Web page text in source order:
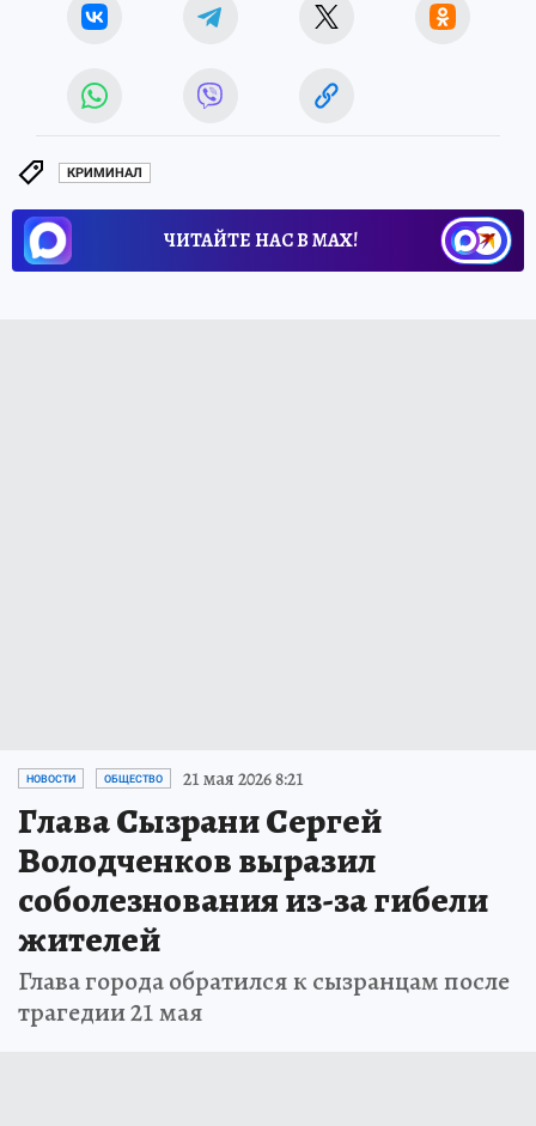
КРИМИНАЛ
ЧИТАЙТЕ НАС В МАХ!
НОВОСТИ ОБЩЕСТВО 21 мая 2026 8:21
Глава Сызрани Сергей
Володченков выразил
соболезнования из-за гибели
жителей
Глава города обратился к сызранцам после
трагедии 21 мая